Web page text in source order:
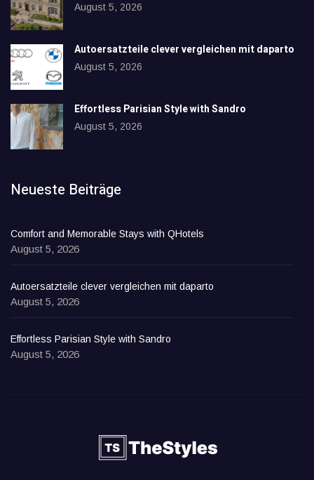
August 5, 2026
Autoersatzteile clever vergleichen mit daparto
August 5, 2026
Effortless Parisian Style with Sandro
August 5, 2026
Neueste Beiträge
Comfort and Memorable Stays with QHotels
August 5, 2026
Autoersatzteile clever vergleichen mit daparto
August 5, 2026
Effortless Parisian Style with Sandro
August 5, 2026